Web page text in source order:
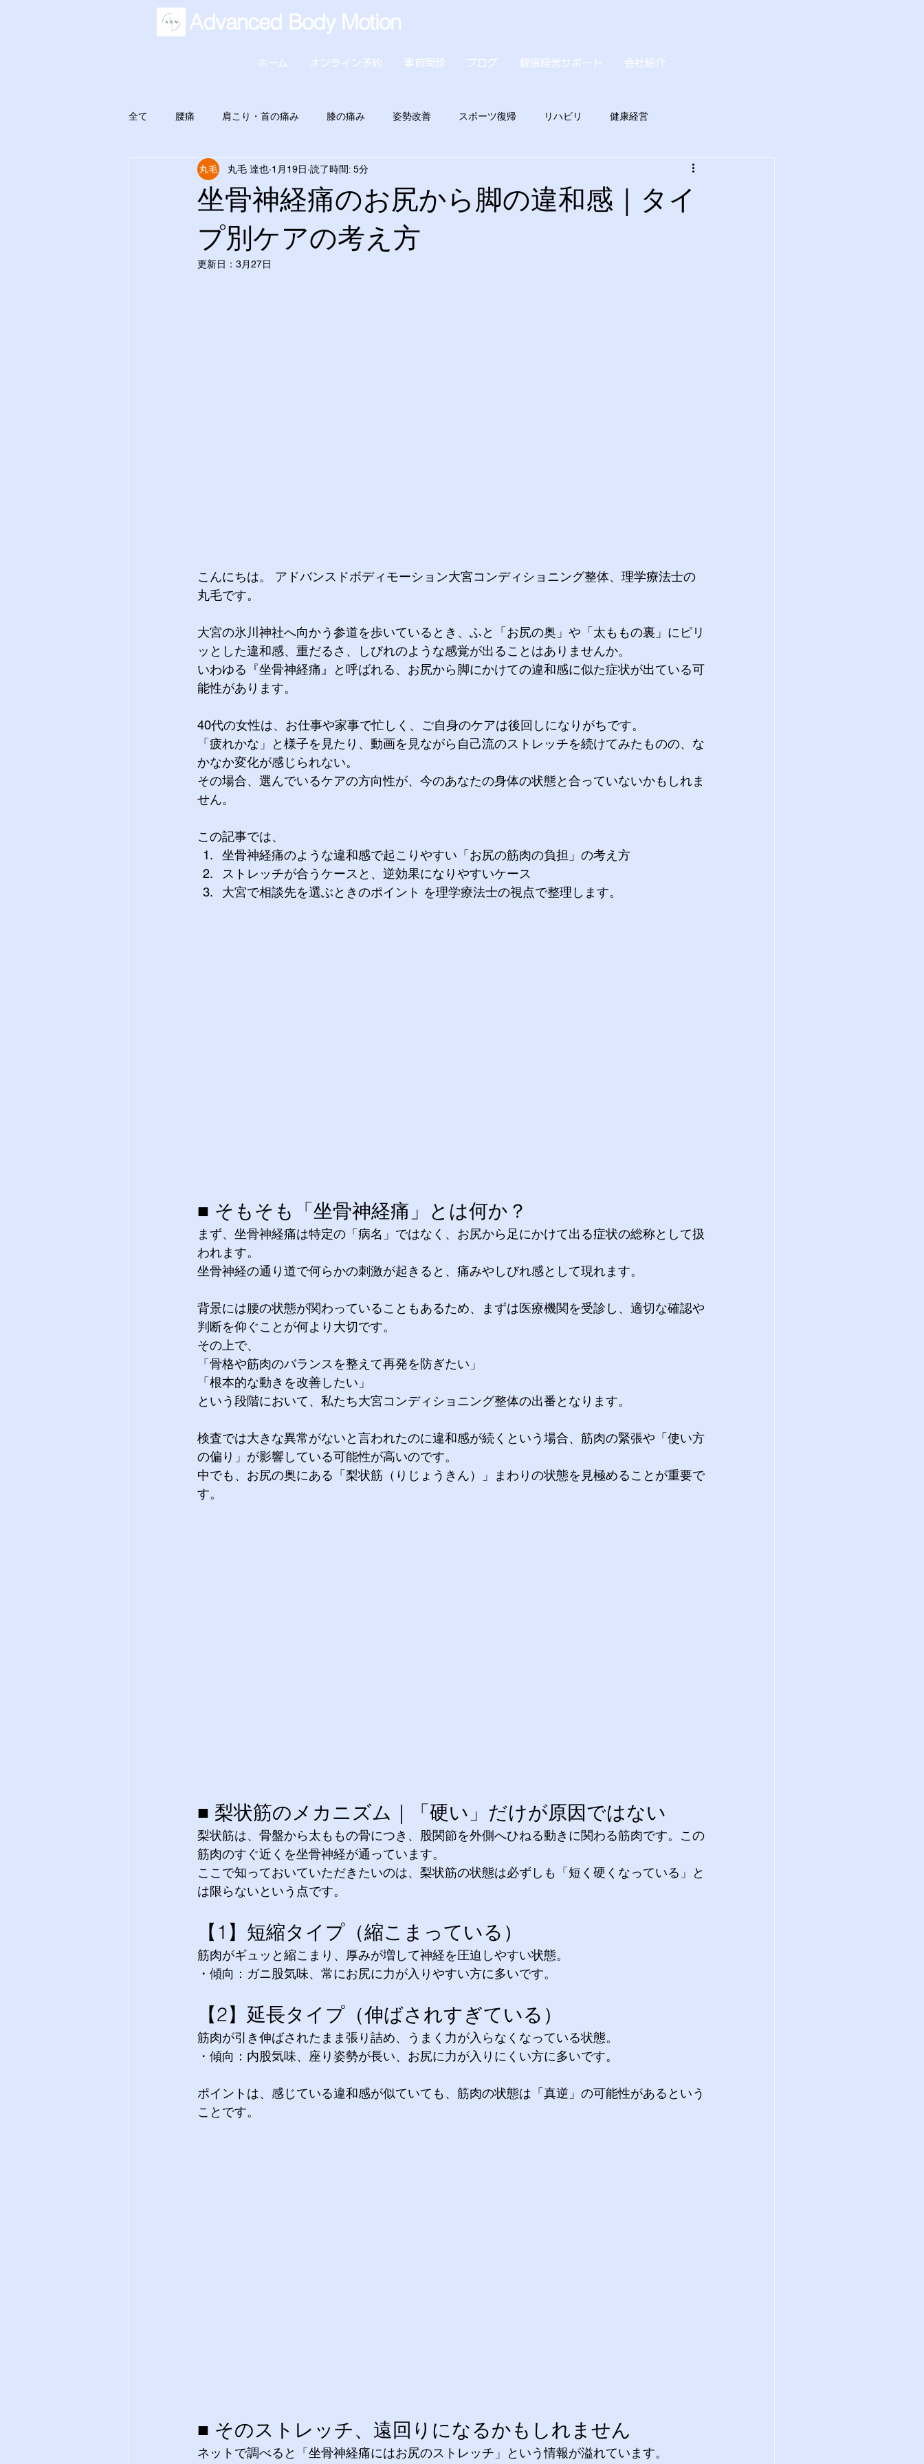
ホーム オンライン予約 事前問診 ブログ 健康経営サポート 会社紹介
Advanced Body Motion
全て 腰痛 肩こり・首の痛み 膝の痛み 姿勢改善 スポーツ復帰 リハビリ 健康経営
坐骨神経痛のお尻から脚の違和感｜タイ
プ別ケアの考え方
丸毛 達也 1月19日 読了時間: 5分
更新日： 3月27日
こんにちは。 アドバンスドボディモーション大宮コンディショニング整体、理学療法士の
丸毛です。
大宮の氷川神社へ向かう参道を歩いているとき、ふと「お尻の奥」や「太ももの裏」にピリ
ッとした違和感、重だるさ、しびれのような感覚が出ることはありませんか。
いわゆる『坐骨神経痛』と呼ばれる、お尻から脚にかけての違和感に似た症状が出ている可
能性があります。
40代の女性は、お仕事や家事で忙しく、ご自身のケアは後回しになりがちです。
「疲れかな」と様子を見たり、動画を見ながら自己流のストレッチを続けてみたものの、な
かなか変化が感じられない。
その場合、選んでいるケアの方向性が、今のあなたの身体の状態と合っていないかもしれま
せん。
この記事では、
坐骨神経痛のような違和感で起こりやすい「お尻の筋肉の負担」の考え方
ストレッチが合うケースと、逆効果になりやすいケース
大宮で相談先を選ぶときのポイント を理学療法士の視点で整理します。
■ そもそも「坐骨神経痛」とは何か？
まず、坐骨神経痛は特定の「病名」ではなく、お尻から足にかけて出る症状の総称として扱
われます。
坐骨神経の通り道で何らかの刺激が起きると、痛みやしびれ感として現れます。
背景には腰の状態が関わっていることもあるため、まずは医療機関を受診し、適切な確認や
判断を仰ぐことが何より大切です。
その上で、
「骨格や筋肉のバランスを整えて再発を防ぎたい」
「根本的な動きを改善したい」
という段階において、私たち大宮コンディショニング整体の出番となります。
検査では大きな異常がないと言われたのに違和感が続くという場合、筋肉の緊張や「使い方
の偏り」が影響している可能性が高いのです。
中でも、お尻の奥にある「梨状筋（りじょうきん）」まわりの状態を見極めることが重要で
す。
■ 梨状筋のメカニズム｜「硬い」だけが原因ではない
梨状筋は、骨盤から太ももの骨につき、股関節を外側へひねる動きに関わる筋肉です。この
筋肉のすぐ近くを坐骨神経が通っています。
ここで知っておいていただきたいのは、梨状筋の状態は必ずしも「短く硬くなっている」と
は限らないという点です。
【1】短縮タイプ（縮こまっている）
筋肉がギュッと縮こまり、厚みが増して神経を圧迫しやすい状態。
・傾向：ガニ股気味、常にお尻に力が入りやすい方に多いです。
【2】延長タイプ（伸ばされすぎている）
筋肉が引き伸ばされたまま張り詰め、うまく力が入らなくなっている状態。
・傾向：内股気味、座り姿勢が長い、お尻に力が入りにくい方に多いです。
ポイントは、感じている違和感が似ていても、筋肉の状態は「真逆」の可能性があるという
ことです。
■ そのストレッチ、遠回りになるかもしれません
ネットで調べると「坐骨神経痛にはお尻のストレッチ」という情報が溢れています。